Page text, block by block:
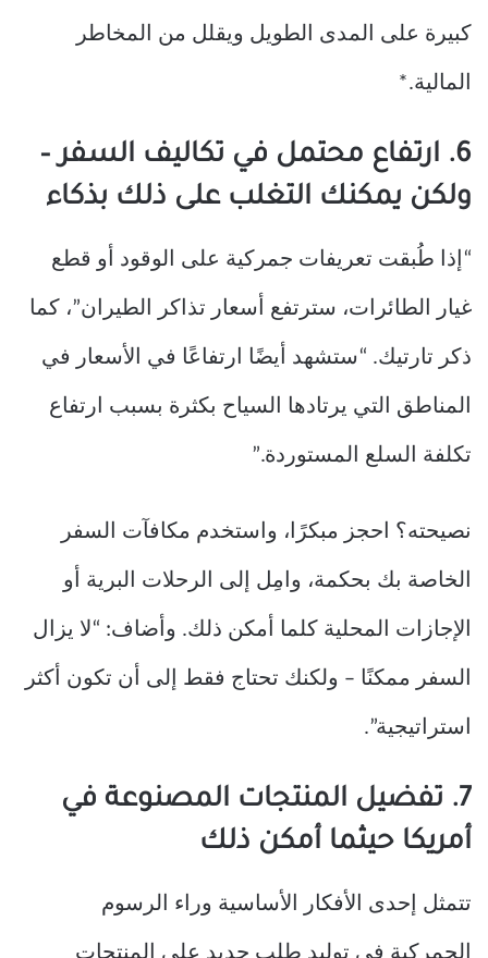
كبيرة على المدى الطويل ويقلل من المخاطر
المالية.*
6. ارتفاع محتمل في تكاليف السفر –
ولكن يمكنك التغلب على ذلك بذكاء
“إذا طُبقت تعريفات جمركية على الوقود أو قطع
غيار الطائرات، سترتفع أسعار تذاكر الطيران”، كما
ذكر تارتيك. “ستشهد أيضًا ارتفاعًا في الأسعار في
المناطق التي يرتادها السياح بكثرة بسبب ارتفاع
تكلفة السلع المستوردة.”
نصيحته؟ احجز مبكرًا، واستخدم مكافآت السفر
الخاصة بك بحكمة، وامِل إلى الرحلات البرية أو
الإجازات المحلية كلما أمكن ذلك. وأضاف: “لا يزال
السفر ممكنًا – ولكنك تحتاج فقط إلى أن تكون أكثر
استراتيجية”.
7. تفضيل المنتجات المصنوعة في
أمريكا حيثما أمكن ذلك
تتمثل إحدى الأفكار الأساسية وراء الرسوم